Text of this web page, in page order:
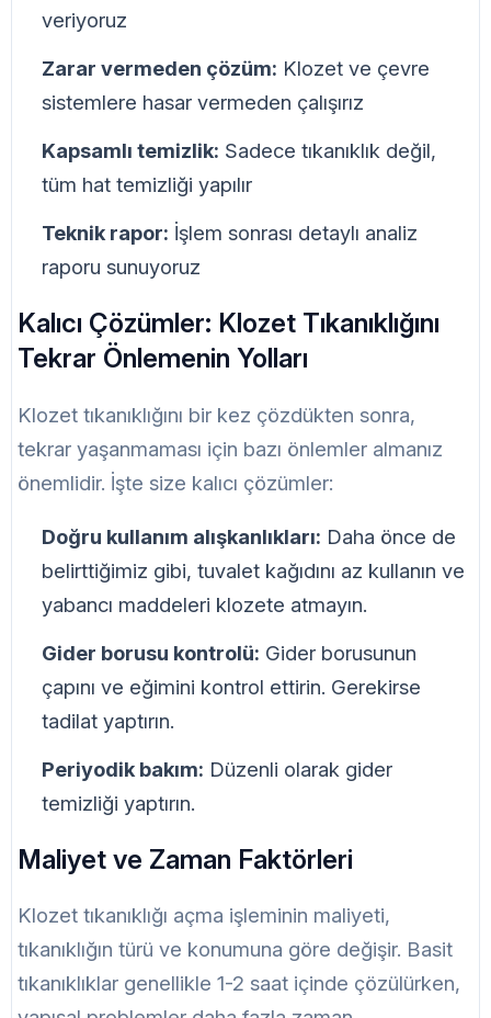
veriyoruz
Zarar vermeden çözüm: Klozet ve çevre
sistemlere hasar vermeden çalışırız
Kapsamlı temizlik: Sadece tıkanıklık değil,
tüm hat temizliği yapılır
Teknik rapor: İşlem sonrası detaylı analiz
raporu sunuyoruz
Kalıcı Çözümler: Klozet Tıkanıklığını
Tekrar Önlemenin Yolları
Klozet tıkanıklığını bir kez çözdükten sonra,
tekrar yaşanmaması için bazı önlemler almanız
önemlidir. İşte size kalıcı çözümler:
Doğru kullanım alışkanlıkları: Daha önce de
belirttiğimiz gibi, tuvalet kağıdını az kullanın ve
yabancı maddeleri klozete atmayın.
Gider borusu kontrolü: Gider borusunun
çapını ve eğimini kontrol ettirin. Gerekirse
tadilat yaptırın.
Periyodik bakım: Düzenli olarak gider
temizliği yaptırın.
Maliyet ve Zaman Faktörleri
Klozet tıkanıklığı açma işleminin maliyeti,
tıkanıklığın türü ve konumuna göre değişir. Basit
tıkanıklıklar genellikle 1-2 saat içinde çözülürken,